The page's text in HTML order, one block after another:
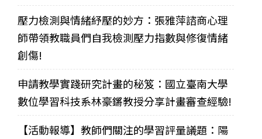
壓力檢測與情緒紓壓的妙方：張雅萍諮商心理
師帶領教職員們自我檢測壓力指數與修復情緒
創傷!
申請教學實踐研究計畫的秘笈：國立臺南大學
數位學習科技系林豪鏘教授分享計畫審查經驗!
【活動報導】教師們關注的學習評量議題：陽